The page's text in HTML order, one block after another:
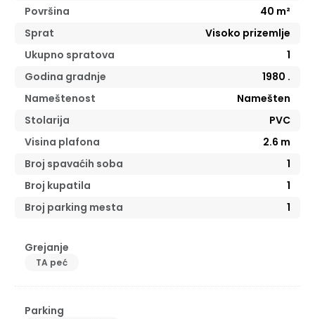
Površina
40 m²
Sprat
Visoko prizemlje
Ukupno spratova
1
Godina gradnje
1980 .
Nameštenost
Namešten
Stolarija
PVC
Visina plafona
2.6 m
Broj spavaćih soba
1
Broj kupatila
1
Broj parking mesta
1
Grejanje
TA peć
Parking